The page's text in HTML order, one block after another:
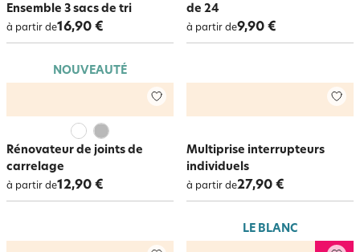
Ensemble 3 sacs de tri
à partir de16,90 €
de 24
à partir de9,90 €
NOUVEAUTÉ
Rénovateur de joints de
carrelage
à partir de12,90 €
Multiprise interrupteurs
individuels
à partir de27,90 €
LE BLANC